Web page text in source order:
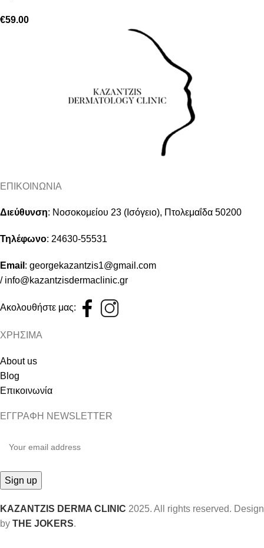
€59.00
ΕΠΙΚΟΙΝΩΝΙΑ
Διεύθυνση: Νοσοκομείου 23 (Ισόγειο), Πτολεμαΐδα 50200
Τηλέφωνο: 24630-55531
Email : georgekazantzis1@gmail.com
/ info@kazantzisdermaclinic.gr
Ακολουθήστε μας:
ΧΡΗΣΙΜΑ
About us
Blog
Επικοινωνία
ΕΓΓΡΑΦΗ NEWSLETTER
KAZANTZIS DERMA CLINIC 2025. All rights reserved. Design
by THE JOKERS.